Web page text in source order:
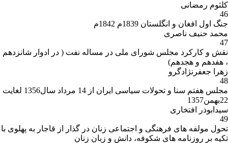
کلثوم رمضانی
46
جنگ اول افغان و انگلستان 1839م 1842م
محمد حنیف ناصری
47
نقش و کارکرد مجلس شورای ملی در مساله نفت ( در ادوار شانزدهم
، هفدهم و هجدهم)
زهرا جعفرنژادگرو
48
مجلس هفتم سنا و تحولات سیاسی ایران از 14 مرداد سال1356 لغایت
22بهمن1357
سیدابوذر افتخاری
49
تحول مولفه های فرهنگی و اجتماعی زنان در گذار از قاجار به پهلوی با
تکیه بر روزنامه های شکوفه، دانش و زبان زنان